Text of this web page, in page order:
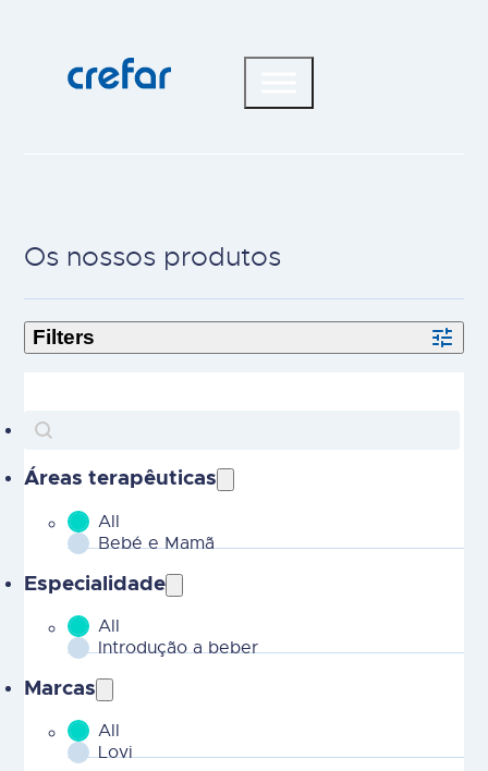
Os nossos produtos
Search
Search content
Áreas terapêuticas
MOBILE - Parent Areas Terapeuticas-2
All
Bebé e Mamã
Especialidade
MOBILE - CHILD Areas Terapeuticas-2
All
Introdução a beber
Marcas
MOBILE - Marcas-2
All
Lovi